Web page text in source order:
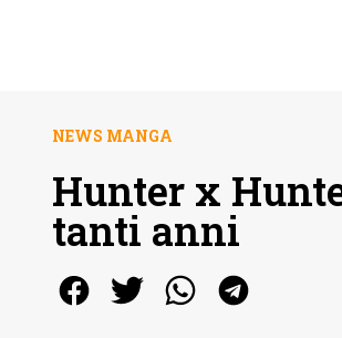
NEWS MANGA
Hunter x
tanti anni